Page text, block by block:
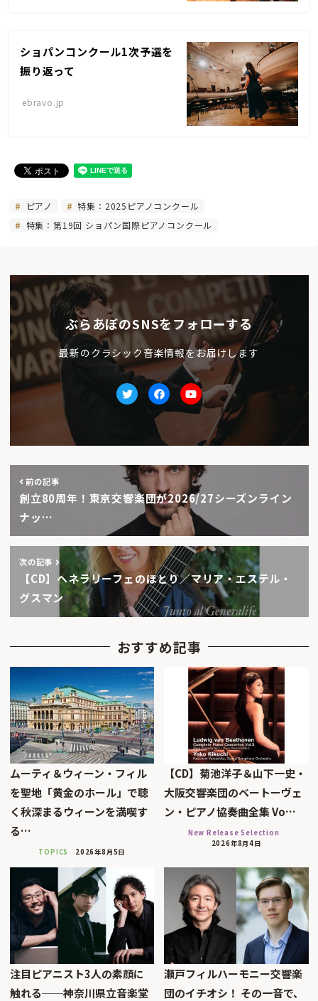
ショパンコンクール1次予選を
振り返って
ebravo.jp
ピアノ
特集：2025ピアノコンクール
特集：第19回 ショパン国際ピアノコンクール
ぶらあぼのSNSをフォローする
最新のクラシック音楽情報をお届けします
TwitterfacebookYoutube
前の記事
創立80周年！東京交響楽団が2026/27シーズンライン
ナッ…
次の記事
【CD】ヘネラリーフェのほとり／マリア・エステル・
グスマン
おすすめ記事
ムーティ＆ウィーン・フィル
を聖地「黄金のホール」で聴
く秋深まるウィーンを満喫す
る…
TOPICS 2026年8月5日
【CD】菊池洋子＆山下一史・
大阪交響楽団のベートーヴェ
ン・ピアノ協奏曲全集 Vo…
New Release Selection
2026年8月4日
注目ピアニスト3人の素顔に
触れる──神奈川県立音楽堂
瀬戸フィルハーモニー交響楽
団のイチオシ！ その一音で、